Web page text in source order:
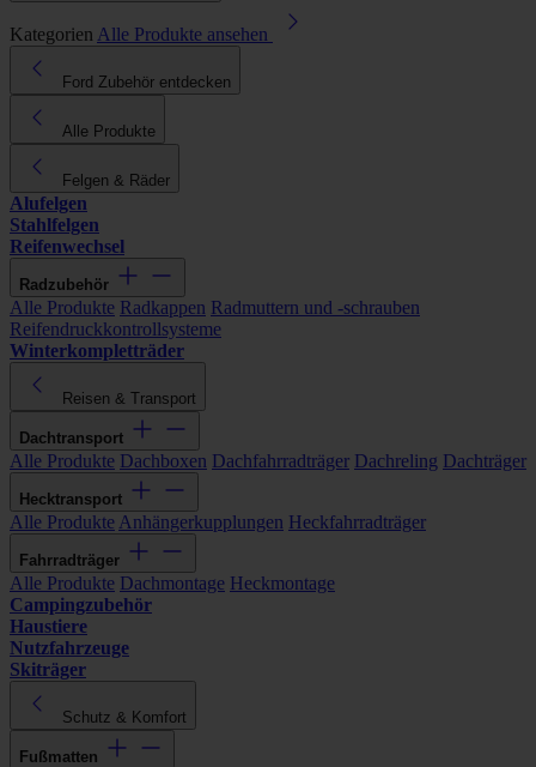
Kategorien Alle Produkte ansehen
Ford Zubehör entdecken
Alle Produkte
Felgen & Räder
Alufelgen
Stahlfelgen
Reifenwechsel
Radzubehör
Alle Produkte Radkappen Radmuttern und -schrauben
Reifendruckkontrollsysteme
Winterkompletträder
Reisen & Transport
Dachtransport
Alle Produkte Dachboxen Dachfahrradträger Dachreling Dachträger
Hecktransport
Alle Produkte Anhängerkupplungen Heckfahrradträger
Fahrradträger
Alle Produkte Dachmontage Heckmontage
Campingzubehör
Haustiere
Nutzfahrzeuge
Skiträger
Schutz & Komfort
Fußmatten